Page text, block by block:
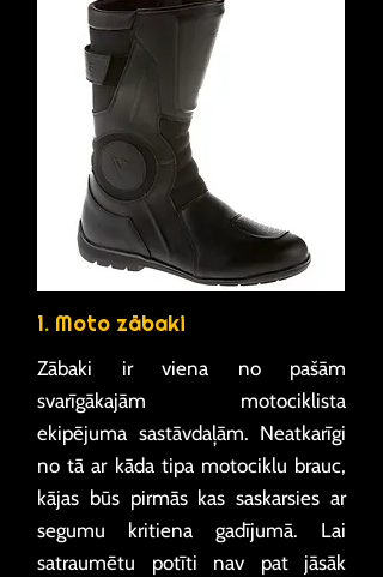
1. Moto zābaki
Zābaki ir viena no pašām
svarīgākajām motociklista
ekipējuma sastāvdaļām. Neatkarīgi
no tā ar kāda tipa motociklu brauc,
kājas būs pirmās kas saskarsies ar
segumu kritiena gadījumā. Lai
satraumētu potīti nav pat jāsāk